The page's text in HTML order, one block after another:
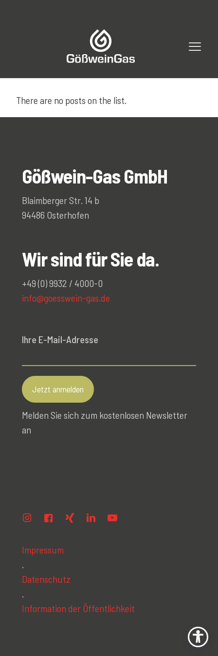
There are no posts on the list.
Gößwein-Gas GmbH
Blaimberger Str. 14 b
94486 Osterhofen
Wir sind für Sie da.
+49 (0) 9932 / 4000-0
info@goesswein-gas.de
Ihre E-Mail-Adresse
Melden Sie sich zum kostenlosen Newsletter
an
Impressum
.
Datenschutz
.
Information der Öffentlichkeit